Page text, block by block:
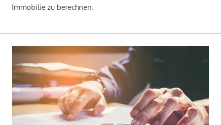
Immobilie zu berechnen.